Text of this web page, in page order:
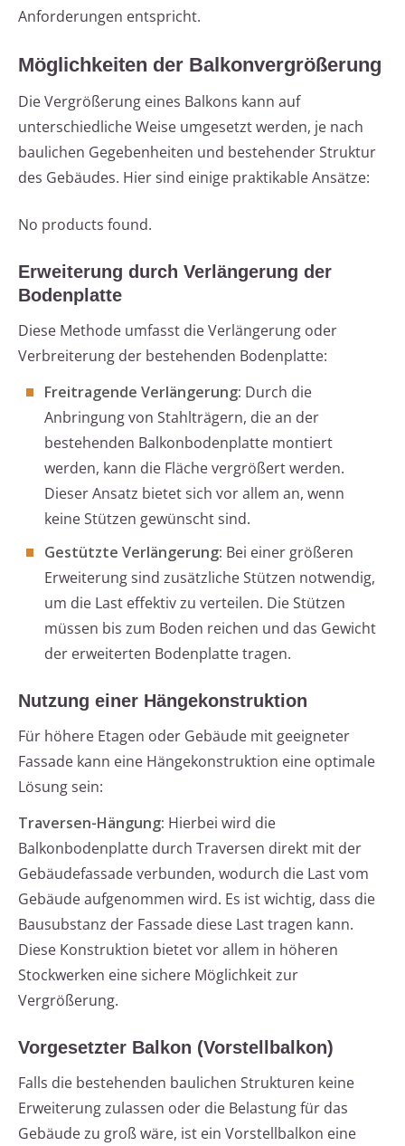
Anforderungen entspricht.
Möglichkeiten der Balkonvergrößerung
Die Vergrößerung eines Balkons kann auf
unterschiedliche Weise umgesetzt werden, je nach
baulichen Gegebenheiten und bestehender Struktur
des Gebäudes. Hier sind einige praktikable Ansätze:
No products found.
Erweiterung durch Verlängerung der
Bodenplatte
Diese Methode umfasst die Verlängerung oder
Verbreiterung der bestehenden Bodenplatte:
Freitragende Verlängerung: Durch die
Anbringung von Stahlträgern, die an der
bestehenden Balkonbodenplatte montiert
werden, kann die Fläche vergrößert werden.
Dieser Ansatz bietet sich vor allem an, wenn
keine Stützen gewünscht sind.
Gestützte Verlängerung: Bei einer größeren
Erweiterung sind zusätzliche Stützen notwendig,
um die Last effektiv zu verteilen. Die Stützen
müssen bis zum Boden reichen und das Gewicht
der erweiterten Bodenplatte tragen.
Nutzung einer Hängekonstruktion
Für höhere Etagen oder Gebäude mit geeigneter
Fassade kann eine Hängekonstruktion eine optimale
Lösung sein:
Traversen-Hängung: Hierbei wird die
Balkonbodenplatte durch Traversen direkt mit der
Gebäudefassade verbunden, wodurch die Last vom
Gebäude aufgenommen wird. Es ist wichtig, dass die
Bausubstanz der Fassade diese Last tragen kann.
Diese Konstruktion bietet vor allem in höheren
Stockwerken eine sichere Möglichkeit zur
Vergrößerung.
Vorgesetzter Balkon (Vorstellbalkon)
Falls die bestehenden baulichen Strukturen keine
Erweiterung zulassen oder die Belastung für das
Gebäude zu groß wäre, ist ein Vorstellbalkon eine